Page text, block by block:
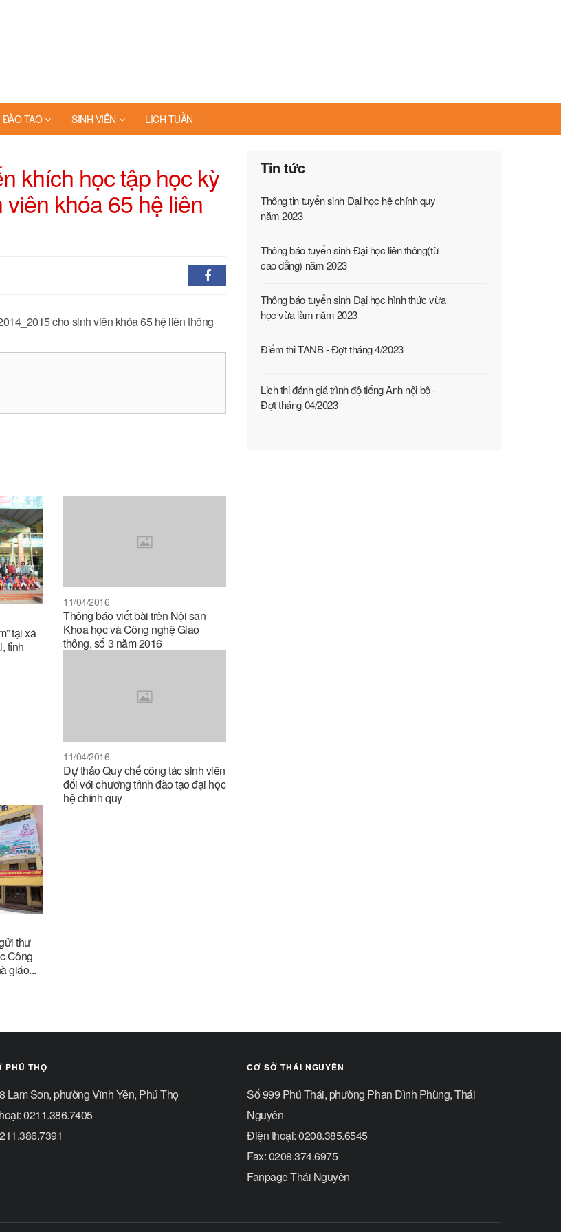
ĐÀO TẠO SINH VIÊN LỊCH TUẦN
khích học tập học kỳ
khóa 65 hệ liên
cho sinh viên khóa 65 hệ liên thông
tại xã
tỉnh
11/04/2016
Thông báo viết bài trên Nội san
Khoa học và Công nghệ Giao
thông, số 3 năm 2016
11/04/2016
Dự thảo Quy chế công tác sinh viên
đối với chương trình đào tạo đại học
hệ chính quy
thư
Công
giáo...
Tin tức
Thông tin tuyển sinh Đại học hệ chính quy
năm 2023
Thông báo tuyển sinh Đại học liên thông(từ
cao đẳng) năm 2023
Thông báo tuyển sinh Đại học hình thức vừa
học vừa làm năm 2023
Điểm thi TANB - Đợt tháng 4/2023
Lịch thi đánh giá trình độ tiếng Anh nội bộ -
Đợt tháng 04/2023
PHÚ THỌ
Lam Sơn, phường Vĩnh Yên, Phú Thọ
0211.386.7405
CƠ SỞ THÁI NGUYÊN
Số 999 Phú Thái, phường Phan Đình Phùng, Thái
Nguyên
Điện thoại: 0208.385.6545
Fax: 0208.374.6975
Fanpage Thái Nguyên